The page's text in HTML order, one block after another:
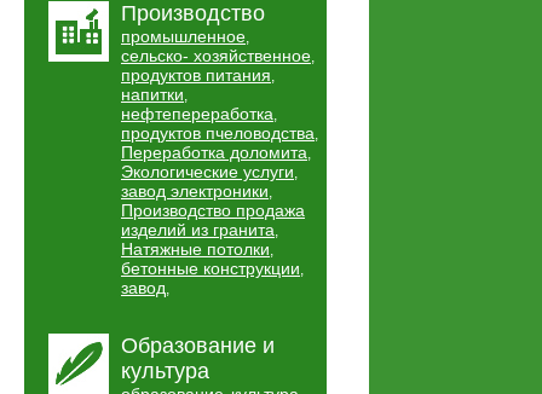
Производство
промышленное,
сельско- хозяйственное,
продуктов питания,
напитки,
нефтепереработка,
продуктов пчеловодства,
Переработка доломита,
Экологические услуги,
завод электроники,
Производство продажа
изделий из гранита,
Натяжные потолки,
бетонные конструкции,
завод,
Образование и
культура